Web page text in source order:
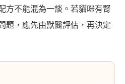
方不能混為一談。若貓咪有腎
題，應先由獸醫評估，再決定